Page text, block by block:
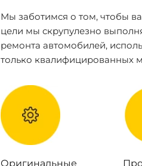
Мы заботимся о том, чтобы
цели мы скрупулезно
ремонта автомобилей,
только квалифицированных
Оригинальные